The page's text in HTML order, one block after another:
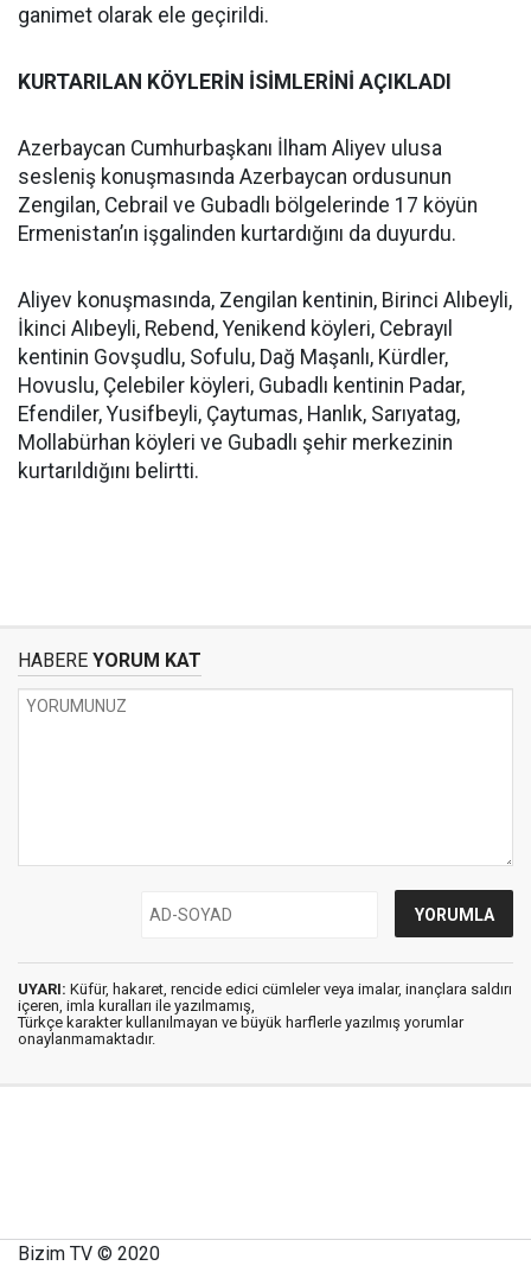
ganimet olarak ele geçirildi.
KURTARILAN KÖYLERİN İSİMLERİNİ AÇIKLADI
Azerbaycan Cumhurbaşkanı İlham Aliyev ulusa
sesleniş konuşmasında Azerbaycan ordusunun
Zengilan, Cebrail ve Gubadlı bölgelerinde 17 köyün
Ermenistan’ın işgalinden kurtardığını da duyurdu.
Aliyev konuşmasında, Zengilan kentinin, Birinci Alıbeyli,
İkinci Alıbeyli, Rebend, Yenikend köyleri, Cebrayıl
kentinin Govşudlu, Sofulu, Dağ Maşanlı, Kürdler,
Hovuslu, Çelebiler köyleri, Gubadlı kentinin Padar,
Efendiler, Yusifbeyli, Çaytumas, Hanlık, Sarıyatag,
Mollabürhan köyleri ve Gubadlı şehir merkezinin
kurtarıldığını belirtti.
HABERE YORUM KAT
UYARI: Küfür, hakaret, rencide edici cümleler veya imalar, inançlara saldırı
içeren, imla kuralları ile yazılmamış,
Türkçe karakter kullanılmayan ve büyük harflerle yazılmış yorumlar
onaylanmamaktadır.
Bizim TV © 2020